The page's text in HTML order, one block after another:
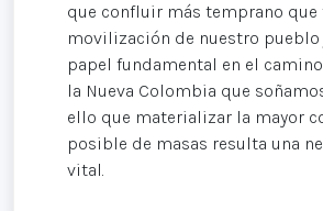
que confluir más temprano que
movilización de nuestro pueblo
papel fundamental en el
la Nueva Colombia que
ello que materializar la mayor
posible de masas resulta una
vital.